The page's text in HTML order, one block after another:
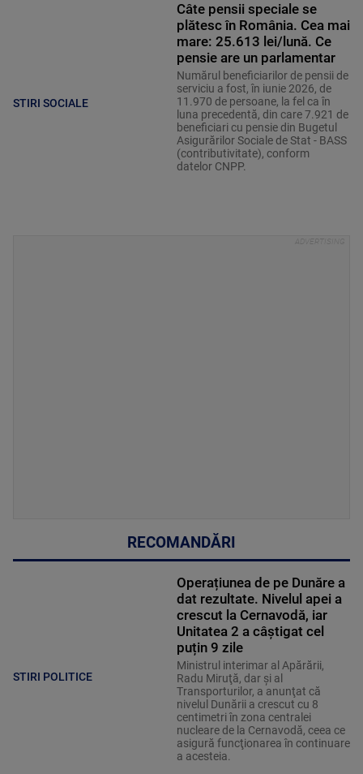
STIRI SOCIALE
Câte pensii speciale se
plătesc în România. Cea mai
mare: 25.613 lei/lună. Ce
pensie are un parlamentar
Numărul beneficiarilor de pensii de
serviciu a fost, în iunie 2026, de
11.970 de persoane, la fel ca în
luna precedentă, din care 7.921 de
beneficiari cu pensie din Bugetul
Asigurărilor Sociale de Stat - BASS
(contributivitate), conform
datelor CNPP.
RECOMANDĂRI
STIRI POLITICE
Operațiunea de pe Dunăre a
dat rezultate. Nivelul apei a
crescut la Cernavodă, iar
Unitatea 2 a câștigat cel
puțin 9 zile
Ministrul interimar al Apărării,
Radu Miruţă, dar şi al
Transporturilor, a anunţat că
nivelul Dunării a crescut cu 8
centimetri în zona centralei
nucleare de la Cernavodă, ceea ce
asigură funcţionarea în continuare
a acesteia.